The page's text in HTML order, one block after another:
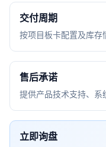
交付周期
按项目板卡配置及库存
售后承诺
提供产品技术支持、系
立即询盘